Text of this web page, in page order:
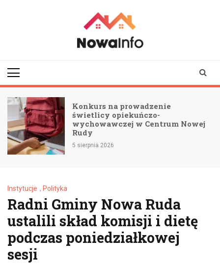
Konkurs na prowadzenie
świetlicy opiekuńczo-
wychowawczej w Centrum Nowej
Rudy
5 sierpnia 2026
Instytucje , Polityka
Radni Gminy Nowa Ruda
ustalili skład komisji i dietę
podczas poniedziałkowej
sesji